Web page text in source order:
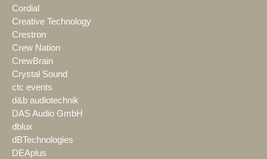
Cordial
Creative Technology
Crestron
Crew Nation
CrewBrain
Crystal Sound
ctc events
d&b audiotechnik
DAS Audio GmbH
dblux
dBTechnologies
DEAplus